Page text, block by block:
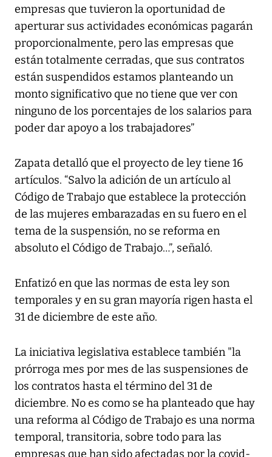
empresas que tuvieron la oportunidad de
aperturar sus actividades económicas pagarán
proporcionalmente, pero las empresas que
están totalmente cerradas, que sus contratos
están suspendidos estamos planteando un
monto significativo que no tiene que ver con
ninguno de los porcentajes de los salarios para
poder dar apoyo a los trabajadores”
Zapata detalló que el proyecto de ley tiene 16
artículos. “Salvo la adición de un artículo al
Código de Trabajo que establece la protección
de las mujeres embarazadas en su fuero en el
tema de la suspensión, no se reforma en
absoluto el Código de Trabajo…”, señaló.
Enfatizó en que las normas de esta ley son
temporales y en su gran mayoría rigen hasta el
31 de diciembre de este año.
La iniciativa legislativa establece también "la
prórroga mes por mes de las suspensiones de
los contratos hasta el término del 31 de
diciembre. No es como se ha planteado que hay
una reforma al Código de Trabajo es una norma
temporal, transitoria, sobre todo para las
empresas que han sido afectadas por la covid-